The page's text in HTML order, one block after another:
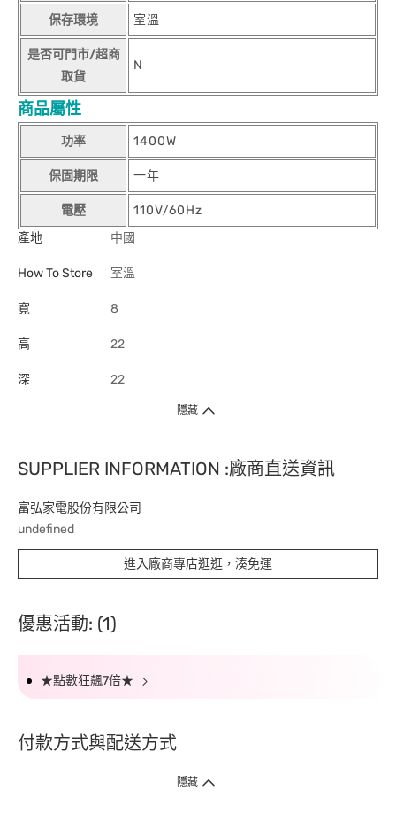
保存環境 室溫
是否可門市/超商
取貨
N
商品屬性
功率 1400W
保固期限 一年
電壓
110V/60Hz
產地
中國
How To Store 室溫
寬 8
高 22
深 22
隱藏
SUPPLIER INFORMATION :廠商直送資訊
富弘家電股份有限公司
undefined
進入廠商專店逛逛，湊免運
優惠活動: (1)
★點數狂飆7倍★
付款方式與配送方式
隱藏